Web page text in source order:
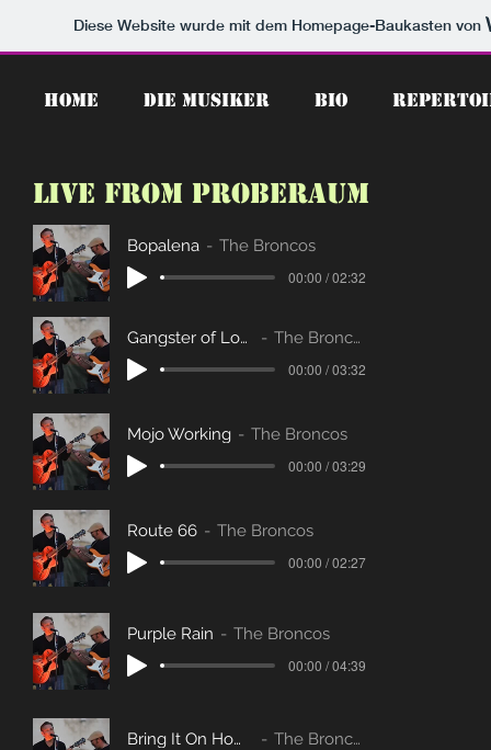
Diese Website wurde mit dem Homepage-Baukasten von
HOME DIE MUSIKER BIO
Live from Proberaum
Bopalena The Broncos
00:00 / 02:32
Gangster of Love The Broncos
00:00 / 03:32
Mojo Working The Broncos
00:00 / 03:29
Route 66 The Broncos
00:00 / 02:27
Purple Rain The Broncos
00:00 / 04:39
Bring It On Home The Broncos